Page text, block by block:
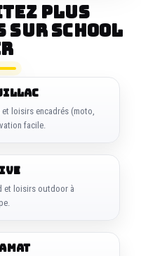
plus
SCHOOL
loisirs encadrés (moto,
facile.
et loisirs outdoor à